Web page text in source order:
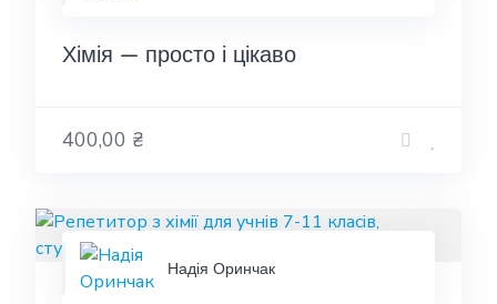
Хімія — просто і цікаво
400,00 ₴
Надія Оринчак